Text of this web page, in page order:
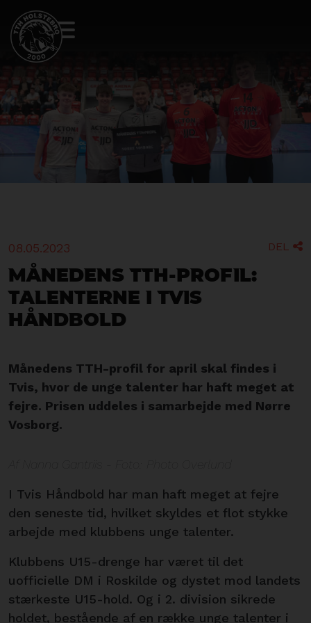
08.05.2023 DEL 
Månedens TTH-profil:
Talenterne i Tvis
Håndbold
Månedens TTH-profil for april skal findes i
Tvis, hvor de unge talenter har haft meget at
fejre. Prisen uddeles i samarbejde med Nørre
Vosborg.
I Tvis Håndbold har man haft meget at fejre
den seneste tid, hvilket skyldes et flot stykke
arbejde med klubbens unge talenter.
Klubbens U15-drenge har været til det
uofficielle DM i Roskilde og dystet mod landets
stærkeste U15-hold. Og i 2. division sikrede
holdet, bestående af en række unge talenter i